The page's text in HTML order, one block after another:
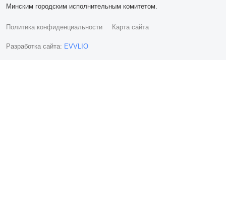
Минским городским исполнительным комитетом.
Политика конфиденциальности Карта сайта
Разработка сайта: EVVLIO